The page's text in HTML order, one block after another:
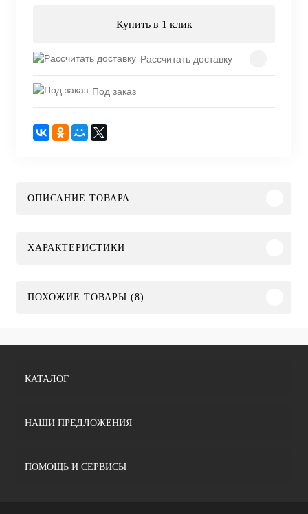
Купить в 1 клик
Рассчитать доставку
Под заказ
ОПИСАНИЕ ТОВАРА
ХАРАКТЕРИСТИКИ
ПОХОЖИЕ ТОВАРЫ (8)
КАТАЛОГ
НАШИ ПРЕДЛОЖЕНИЯ
ПОМОЩЬ И СЕРВИСЫ